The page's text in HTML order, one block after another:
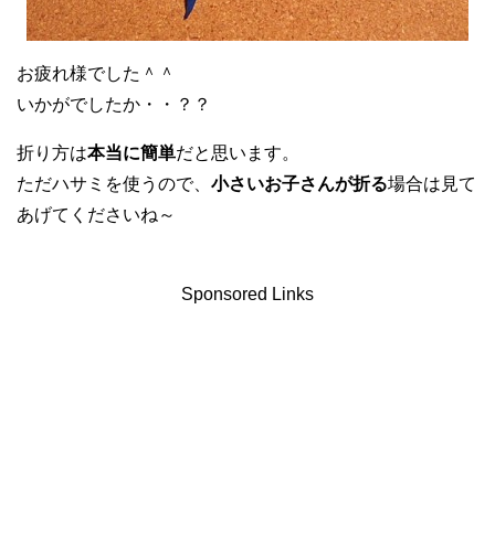
お疲れ様でした＾＾
いかがでしたか・・？？
折り方は本当に簡単だと思います。
ただハサミを使うので、 小さいお子さんが折る場合は見て
あげてくださいね～
Sponsored Links